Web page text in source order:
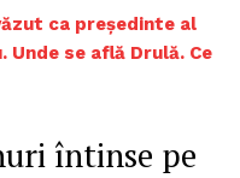
ca președinte al
Unde se află Drulă. Ce
întinse pe